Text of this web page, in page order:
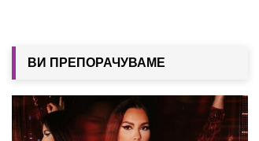
ВИ ПРЕПОРАЧУВАМЕ